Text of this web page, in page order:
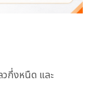
วกึ่งหนืด และ